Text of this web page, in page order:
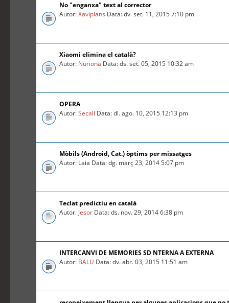
No "enganxa" text al corrector
Autor:Xaviplans Data: dv. set. 11, 2015 7:10 pm
Xiaomi elimina el català?
Autor: Nuriona Data: ds. set. 05, 2015 10:32 am
OPERA
Autor:Secall Data: dl. ago. 10, 2015 12:13 pm
Mòbils (Android, Cat.) òptims per missatges
Autor: Laia Data: dg. març 23, 2014 5:07 pm
Teclat predictiu en català
Autor: Jesor Data: ds. nov. 29, 2014 6:38 pm
INTERCANVI DE MEMORIES SD NTERNA A EXTERNA
Autor: BALU Data: dv. abr. 03, 2015 11:51 am